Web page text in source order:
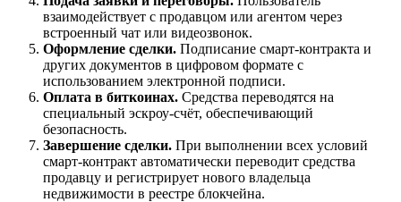
взаимодействует с продавцом или агентом через
встроенный чат или видеозвонок.
Оформление сделки. Подписание смарт-контракта и
других документов в цифровом формате с
использованием электронной подписи.
Оплата в биткоинах. Средства переводятся на
специальный эскроу-счёт, обеспечивающий
безопасность.
Завершение сделки. При выполнении всех условий
смарт-контракт автоматически переводит средства
продавцу и регистрирует нового владельца
недвижимости в реестре блокчейна.